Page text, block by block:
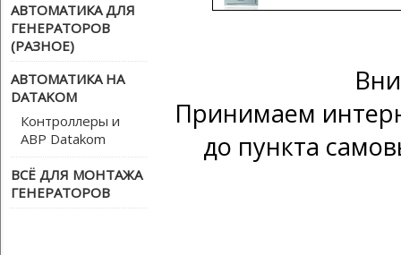
АВТОМАТИКА ДЛЯ
ГЕНЕРАТОРОВ
(РАЗНОЕ)
АВТОМАТИКА НА
DATAKOM
Контроллеры и
АВР Datakom
ВСЁ ДЛЯ МОНТАЖА
ГЕНЕРАТОРОВ
Принимаем
до пункта